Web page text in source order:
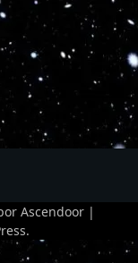
Ascendoor |
.